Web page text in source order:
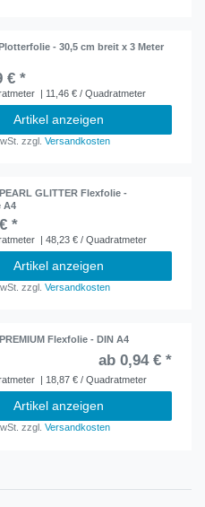
- 30,5 cm breit x 3 Meter
€ *
| 11,46 € / Quadratmeter
Artikel anzeigen
zzgl.Versandkosten
GLITTER Flexfolie -
A4
*
| 48,23 € / Quadratmeter
Artikel anzeigen
zzgl.Versandkosten
Flexfolie - DIN A4
ab 0,94 € *
| 18,87 € / Quadratmeter
Artikel anzeigen
zzgl.Versandkosten